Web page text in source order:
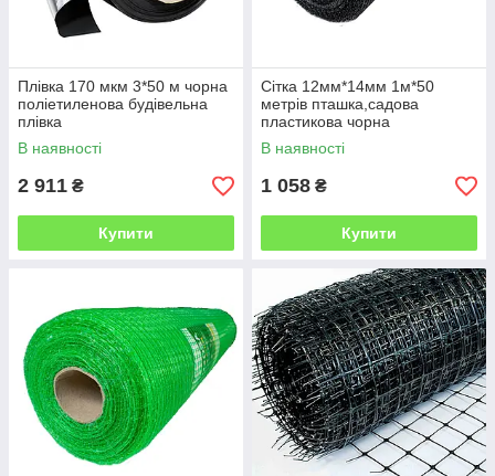
Плівка 170 мкм 3*50 м чорна
поліетиленова будівельна
плівка
В наявності
2 911 ₴
Купити
Сітка 12мм*14мм 1м*50
метрів пташка,садова
пластикова чорна
В наявності
1 058 ₴
Купити